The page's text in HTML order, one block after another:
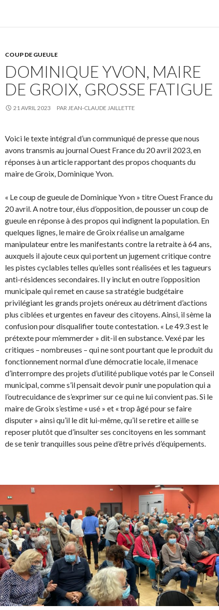
COUP DE GUEULE
DOMINIQUE YVON, MAIRE
DE GROIX, GROSSE FATIGUE
21 AVRIL 2023 PAR JEAN-CLAUDE JAILLETTE
Voici le texte intégral d’un communiqué de presse que nous
avons transmis au journal Ouest France du 20 avril 2023, en
réponses à un article rapportant des propos choquants du
maire de Groix, Dominique Yvon.
« Le coup de gueule de Dominique Yvon » titre Ouest France du
20 avril. A notre tour, élus d’opposition, de pousser un coup de
gueule en réponse à des propos qui indignent la population. En
quelques lignes, le maire de Groix réalise un amalgame
manipulateur entre les manifestants contre la retraite à 64 ans,
auxquels il ajoute ceux qui portent un jugement critique contre
les pistes cyclables telles qu’elles sont réalisées et les tagueurs
anti-résidences secondaires. Il y inclut en outre l’opposition
municipale qui remet en cause sa stratégie budgétaire
privilégiant les grands projets onéreux au détriment d’actions
plus ciblées et urgentes en faveur des citoyens. Ainsi, il sème la
confusion pour disqualifier toute contestation. « Le 49.3 est le
prétexte pour m’emmerder » dit-il en substance. Vexé par les
critiques – nombreuses – qui ne sont pourtant que le produit du
fonctionnement normal d’une démocratie locale, il menace
d’interrompre des projets d’utilité publique votés par le Conseil
municipal, comme s’il pensait devoir punir une population qui a
l’outrecuidance de s’exprimer sur ce qui ne lui convient pas. Si le
maire de Groix s’estime « usé » et « trop âgé pour se faire
disputer » ainsi qu’il le dit lui-même, qu’il se retire et aille se
reposer plutôt que d’insulter ses concitoyens en les sommant
de se tenir tranquilles sous peine d’être privés d’équipements.